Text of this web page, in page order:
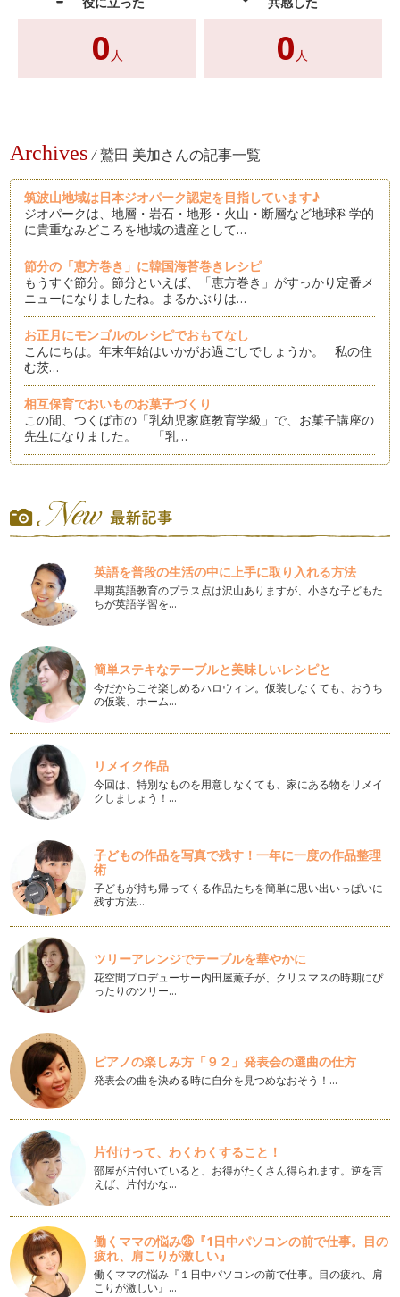
0 人 0 人
Archives / 鷲田 美加さんの記事一覧
筑波山地域は日本ジオパーク認定を目指しています♪
ジオパークは、地層・岩石・地形・火山・断層など地球科学的
に貴重なみどころを地域の遺産として…
節分の「恵方巻き」に韓国海苔巻きレシピ
もうすぐ節分。節分といえば、「恵方巻き」がすっかり定番メ
ニューになりましたね。まるかぶりは…
お正月にモンゴルのレシピでおもてなし
こんにちは。年末年始はいかがお過ごしでしょうか。 私の住
む茨…
相互保育でおいものお菓子づくり
この間、つくば市の「乳幼児家庭教育学級」で、お菓子講座の
先生になりました。 「乳…
日」が開催されます。10月1日（火…
つくば市の小中一貫教育は？
します。茨城県つくば市では、市内の…
～混ぜると楽しい～スライムづくりと色水遊び
残暑お見舞い申し上げます。まだまだ暑い毎日、みなさんはい
かがお過ごしですか？ 今回は、…
あいさつは相手の名前も
暑中お見舞い申し上げます。私ごとですが、昨年12月から、
つくば市教育委員を務めることになり…
お手伝いは子どもの成長に「いいね！」
ご存じでしたか？ 文部科学省の調査によると、今、約80％
の子育てパパ・ママが「家庭の教育力…
ゆるキャラからみた子どもたち
こんにちは。気候がよくなり、野外イベントも多くなるこのご
ろですが、みなさんはいかがお過ごし…
感動の卒業式・入学式
みなさんこんにちは。新年度になりましたね。お子さんがご入
園、ご入学の方は本当におめでとうご…
「パンの街つくば」～子育てママが行きたいパン屋さん～
筑波研究学園都市は、大学や研究所で働く外国人が多くお仕事
で海外に住んでいらした方も多いので…
モンゴルの健康ジュース、チャチャルのお店「MON」
最近、つくば市にモンゴル国のアンテナショップMONができ
て、ファンが急増中です。モンゴル国…
バレンタインデーに化石チョコレートor手作りたこやきチョコ
レート？
みなさまこんにちは。今年もよろしくお願いいたします。 も
うす…
子どもが作るシュークリーム
娘がプチシュークリームを作る！というので、さっそく家で作
りました。まずはレシピから&hel…
我が家のモロヘイヤカレー
まだまだ暑さが続く夏、いかがお過ごしですか。 さて、我が
家の…
英語を普段の生活の中に上手に取り入れる方法
早期英語教育のプラス点は沢山ありますが、小さな子どもた
ちが英語学習を…
簡単ステキなテーブルと美味しいレシピと
今だからこそ楽しめるハロウィン。仮装しなくても、おうち
の仮装、ホーム…
リメイク作品
今回は、特別なものを用意しなくても、家にある物をリメイ
クしましょう！…
子どもの作品を写真で残す！一年に一度の作品整理
術
子どもが持ち帰ってくる作品たちを簡単に思い出いっぱいに
残す方法…
ツリーアレンジでテーブルを華やかに
花空間プロデューサー内田屋薫子が、クリスマスの時期にぴ
ったりのツリー…
ピアノの楽しみ方「９２」発表会の選曲の仕方
発表会の曲を決める時に自分を見つめなおそう！…
片付けって、わくわくすること！
部屋が片付いていると、お得がたくさん得られます。逆を言
えば、片付かな…
働くママの悩み㉕『1日中パソコンの前で仕事。目の
疲れ、肩こりが激しい』
働くママの悩み『１日中パソコンの前で仕事。目の疲れ、肩
こりが激しい』…